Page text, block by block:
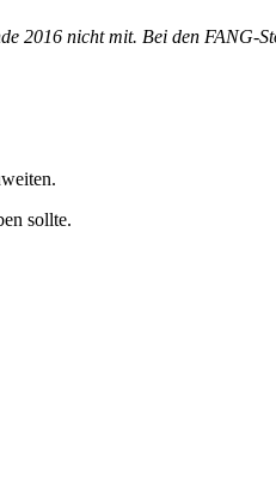
2016 nicht mit. Bei den FANG-
sollte.